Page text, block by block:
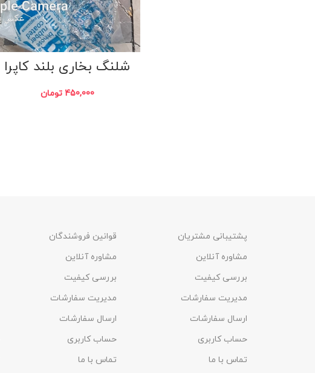
شلنگ بخاری بلند کاپرا
450,000 تومان
پشتیبانی مشتریان
مشاوره آنلاین
بررسی کیفیت
مدیریت سفارشات
ارسال سفارشات
حساب کاربری
تماس با ما
قوانین فروشندگان
مشاوره آنلاین
بررسی کیفیت
مدیریت سفارشات
ارسال سفارشات
حساب کاربری
تماس با ما